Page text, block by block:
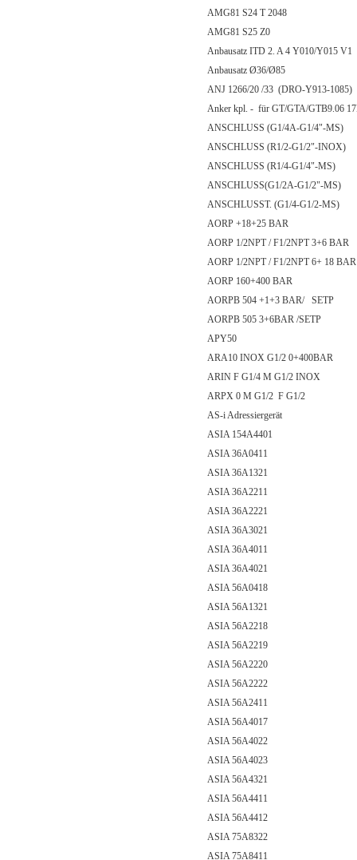
AMG81 S24 T 2048
AMG81 S25 Z0
Anbausatz ITD 2. A 4 Y010/Y015 V1
Anbausatz Ø36/Ø85
ANJ 1266/20 /33 (DRO-Y913-1085)
Anker kpl. - für GT/GTA/GTB9.06
ANSCHLUSS (G1/4A-G1/4"-MS)
ANSCHLUSS (R1/2-G1/2"-INOX)
ANSCHLUSS (R1/4-G1/4"-MS)
ANSCHLUSS(G1/2A-G1/2"-MS)
ANSCHLUSST. (G1/4-G1/2-MS)
AORP +18+25 BAR
AORP 1/2NPT / F1/2NPT 3+6 BAR
AORP 1/2NPT / F1/2NPT 6+ 18 BAR
AORP 160+400 BAR
AORPB 504 +1+3 BAR/ SETP
AORPB 505 3+6BAR /SETP
APY50
ARA10 INOX G1/2 0+400BAR
ARIN F G1/4 M G1/2 INOX
ARPX 0 M G1/2 F G1/2
AS-i Adressiergerät
ASIA 154A4401
ASIA 36A0411
ASIA 36A1321
ASIA 36A2211
ASIA 36A2221
ASIA 36A3021
ASIA 36A4011
ASIA 36A4021
ASIA 56A0418
ASIA 56A1321
ASIA 56A2218
ASIA 56A2219
ASIA 56A2220
ASIA 56A2222
ASIA 56A2411
ASIA 56A4017
ASIA 56A4022
ASIA 56A4023
ASIA 56A4321
ASIA 56A4411
ASIA 56A4412
ASIA 75A8322
ASIA 75A8411